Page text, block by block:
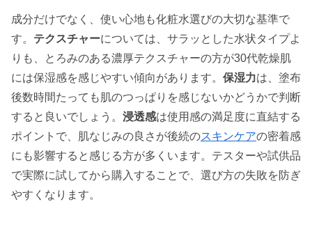
成分だけでなく、使い心地も化粧水選びの大切な基準で
す。 テクスチャーについては、サラッとした水状タイプよ
りも、とろみのある濃厚テクスチャーの方が30代乾燥肌
には保湿感を感じやすい傾向があります。 保湿力は、塗布
後数時間たっても肌のつっぱりを感じないかどうかで判断
すると良いでしょう。 浸透感は使用感の満足度に直結する
ポイントで、肌なじみの良さが後続のスキンケアの密着感
にも影響すると感じる方が多くいます。テスターや試供品
で実際に試してから購入することで、選び方の失敗を防ぎ
やすくなります。